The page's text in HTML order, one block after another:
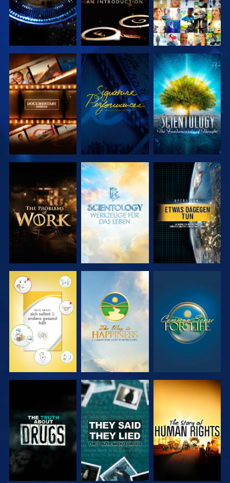
SERIE
ENTDECKEN
ANSEHEN
SERIE
ENTDECKEN
SERIE
ENTDECKEN
SERIE
ENTDECKEN
ANSEHEN
ANSEHEN ANSEHEN ANSEHEN
ANSEHEN ANSEHEN